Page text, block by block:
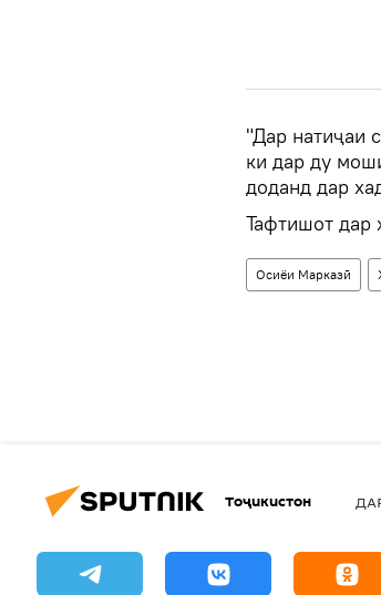
"Дар натиҷаи
ки дар ду
доданд дар
Тафтишот дар
Осиёи Марказӣ
Тоҷикистон